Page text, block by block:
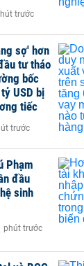
trước
sợ' hơn
tư tháo
bốc
USD bị
tiếc
trước
Phạm
đầu
sinh
phút trước